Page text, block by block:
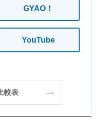
GYAO！
YouTube
較表